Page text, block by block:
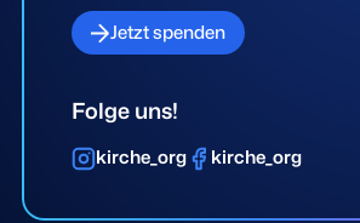
Jetzt spenden
Folge uns!
kirche_org kirche_org